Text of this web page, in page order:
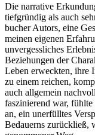
Die narrative
tiefgründig als auch
bucher Autors, eine
meinen eigenen
unvergessliches
Beziehungen der
Leben erweckten, ihre
zu einem reichen,
auch allgemein
faszinierend war,
an, ein unerfülltes
Bedauerns zurückließ,